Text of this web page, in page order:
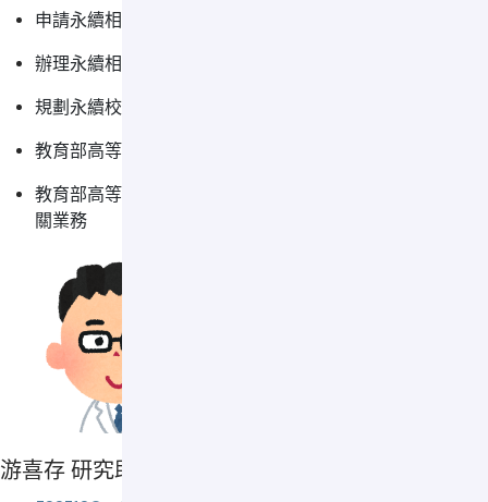
申請永續相關獎項
辦理永續相關教育訓練或工作坊
規劃永續校園推廣與宣傳
教育部高等教育深耕計畫「提升高教公共性」分項相關業務
教育部高等教育深耕計畫附錄「完善就學協助機制」計畫相
關業務
游喜存 研究助理 (社會責任)